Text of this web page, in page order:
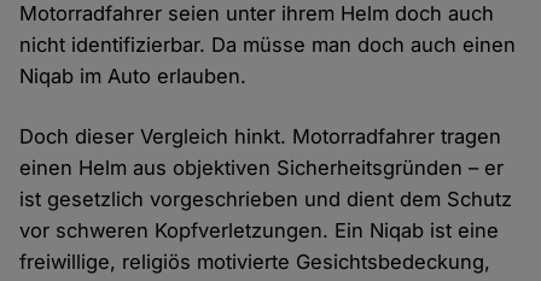
Motorradfahrer seien unter ihrem Helm doch auch
nicht identifizierbar. Da müsse man doch auch einen
Niqab im Auto erlauben.
Doch dieser Vergleich hinkt. Motorradfahrer tragen
einen Helm aus objektiven Sicherheitsgründen – er
ist gesetzlich vorgeschrieben und dient dem Schutz
vor schweren Kopfverletzungen. Ein Niqab ist eine
freiwillige, religiös motivierte Gesichtsbedeckung,